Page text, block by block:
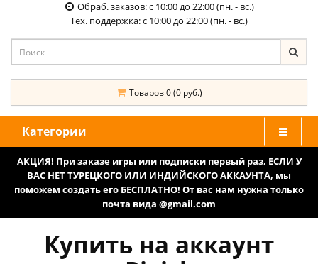
Обраб. заказов: с 10:00 до 22:00 (пн. - вс.)
Тех. поддержка: с 10:00 до 22:00 (пн. - вс.)
Товаров 0 (0 руб.)
Категории
АКЦИЯ! При заказе игры или подписки первый раз, ЕСЛИ У
ВАС НЕТ ТУРЕЦКОГО ИЛИ ИНДИЙСКОГО АККАУНТА, мы
поможем создать его БЕСПЛАТНО! От вас нам нужна только
почта вида @gmail.com
Купить на аккаунт